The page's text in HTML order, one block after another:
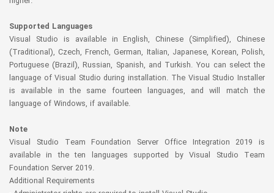
Supported Languages
Visual Studio is available in English, Chinese (Simplified), Chinese
(Traditional), Czech, French, German, Italian, Japanese, Korean, Polish,
Portuguese (Brazil), Russian, Spanish, and Turkish. You can select the
language of Visual Studio during installation. The Visual Studio Installer
is available in the same fourteen languages, and will match the
language of Windows, if available.
Note
Visual Studio Team Foundation Server Office Integration 2019 is
available in the ten languages supported by Visual Studio Team
Foundation Server 2019.
Additional Requirements